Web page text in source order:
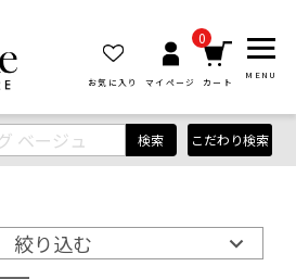
お気に入り マイページ
0
カート
MENU
検索 こだわり検索
絞り込む